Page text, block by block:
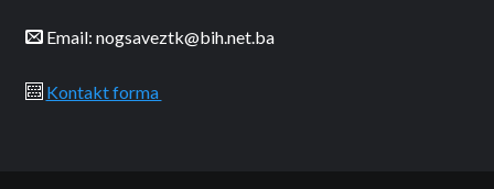
Email: nogsaveztk@bih.net.ba
Kontakt forma